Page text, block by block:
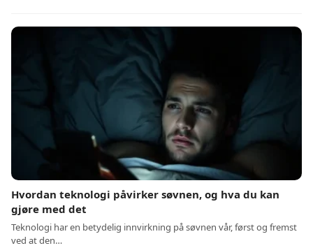
Hvordan teknologi påvirker søvnen, og hva du kan
gjøre med det
Teknologi har en betydelig innvirkning på søvnen vår, først og fremst
ved at den…